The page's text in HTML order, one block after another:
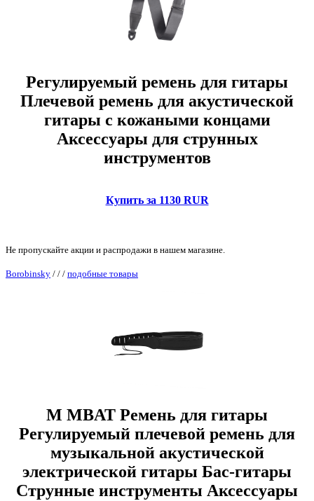
Регулируемый ремень для гитары
Плечевой ремень для акустической
гитары с кожаными концами
Аксессуары для струнных
инструментов
Купить за 1130 RUR
Не пропускайте акции и распродажи в нашем магазине.
Borobinsky / / / подобные товары
M MBAT Ремень для гитары
Регулируемый плечевой ремень для
музыкальной акустической
электрической гитары Бас-гитары
Струнные инструменты Аксессуары